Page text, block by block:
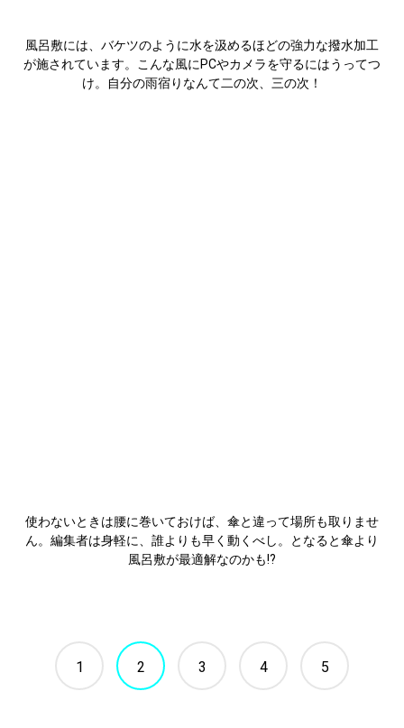
風呂敷には、バケツのように水を汲めるほどの強力な撥水加工
が施されています。こんな風にPCやカメラを守るにはうってつ
け。自分の雨宿りなんて二の次、三の次！
使わないときは腰に巻いておけば、傘と違って場所も取りませ
ん。編集者は身軽に、誰よりも早く動くべし。となると傘より
風呂敷が最適解なのかも!?
1 2 3 4 5